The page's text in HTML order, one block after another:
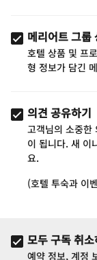
메리어트 그룹
호텔 상품 및 프
형 정보가 담긴
의견 공유하기
고객님의 소중한
이 됩니다. 새 이
요.
(호텔 투숙과 이
모두 구독 취소
예약 정보, 계정